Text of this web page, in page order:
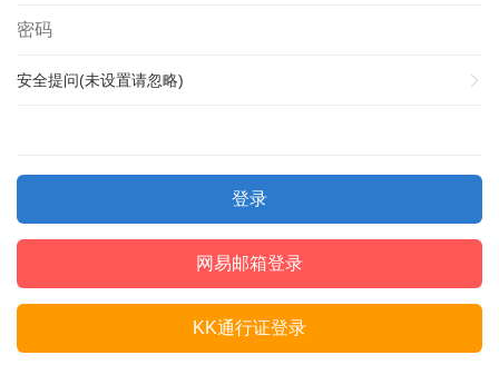
安全提问(未设置请忽略)
登录
网易邮箱登录
KK通行证登录